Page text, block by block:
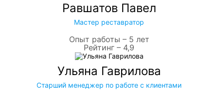
Равшатов Павел
Мастер реставратор
Опыт работы – 5 лет
Рейтинг – 4,9
Ульяна Гаврилова
Старший менеджер по работе с клиентами